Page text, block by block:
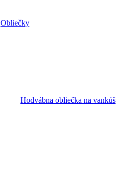
Obliečky
Hodvábna obliečka na vankúš